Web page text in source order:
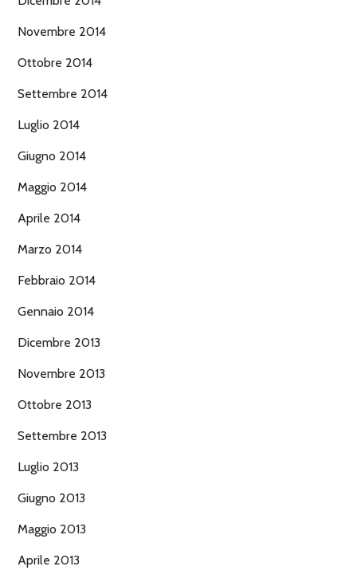
Novembre 2014
Ottobre 2014
Settembre 2014
Luglio 2014
Giugno 2014
Maggio 2014
Aprile 2014
Marzo 2014
Febbraio 2014
Gennaio 2014
Dicembre 2013
Novembre 2013
Ottobre 2013
Settembre 2013
Luglio 2013
Giugno 2013
Maggio 2013
Aprile 2013